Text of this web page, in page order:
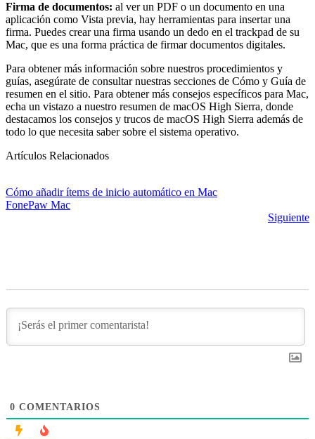
Firma de documentos: al ver un PDF o un documento en una
aplicación como Vista previa, hay herramientas para insertar una
firma. Puedes crear una firma usando un dedo en el trackpad de su
Mac, que es una forma práctica de firmar documentos digitales.
Para obtener más información sobre nuestros procedimientos y
guías, asegúrate de consultar nuestras secciones de Cómo y Guía de
resumen en el sitio. Para obtener más consejos específicos para Mac,
echa un vistazo a nuestro resumen de macOS High Sierra, donde
destacamos los consejos y trucos de macOS High Sierra además de
todo lo que necesita saber sobre el sistema operativo.
Artículos Relacionados
Cómo añadir ítems de inicio automático en Mac
FonePaw Mac
Siguiente
0 COMENTARIOS